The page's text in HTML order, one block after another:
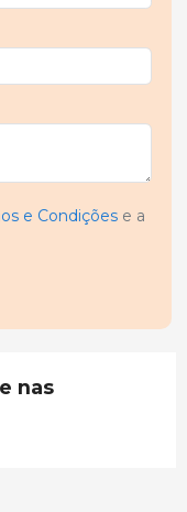
e Condições e a
nas